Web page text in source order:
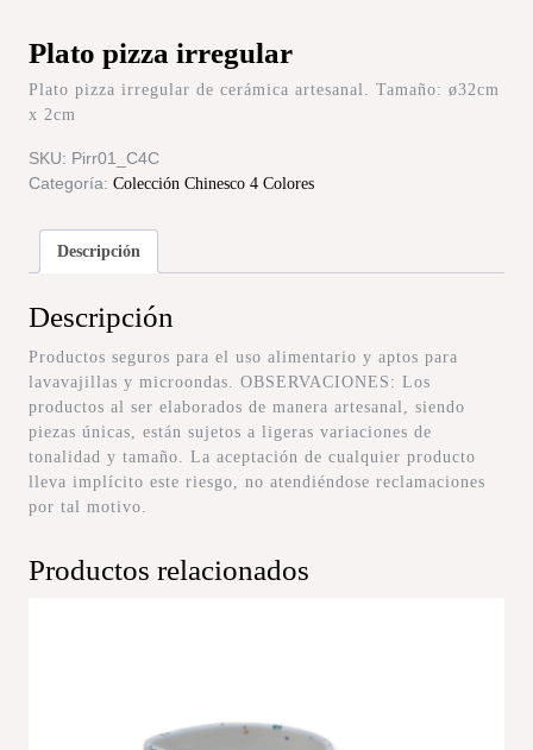
Plato pizza irregular
Plato pizza irregular de cerámica artesanal. Tamaño: ø32cm
x 2cm
SKU: Pirr01_C4C
Categoría: Colección Chinesco 4 Colores
Descripción
Descripción
Productos seguros para el uso alimentario y aptos para
lavavajillas y microondas. OBSERVACIONES: Los
productos al ser elaborados de manera artesanal, siendo
piezas únicas, están sujetos a ligeras variaciones de
tonalidad y tamaño. La aceptación de cualquier producto
lleva implícito este riesgo, no atendiéndose reclamaciones
por tal motivo.
Productos relacionados